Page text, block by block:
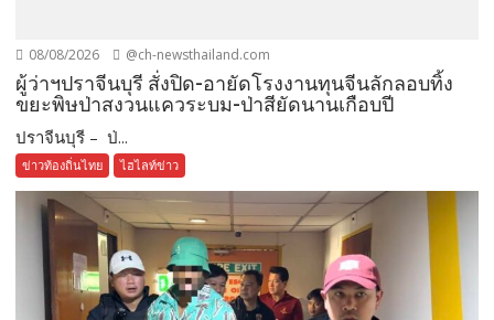
08/08/2026 @ch-newsthailand.com
ผู้ว่าฯปราจีนบุรี สั่งปิด-อายัดโรงงานทุนจีนลักลอบทิ้ง
ขยะพิษป่าสงวนแควระบม-ป่าสียัดนานเกือบปี
ปราจีนบุรี – ป่...
ข่าวท้องถิ่นไทย ไฮไลท์ข่าว